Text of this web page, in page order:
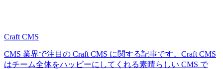
Craft CMS
CMS 業界で注目の Craft CMS に関する記事です。Craft CMS
はチーム全体をハッピーにしてくれる素晴らしい CMS で